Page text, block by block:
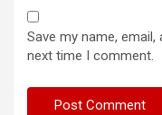
Save my name,
next time I comment.